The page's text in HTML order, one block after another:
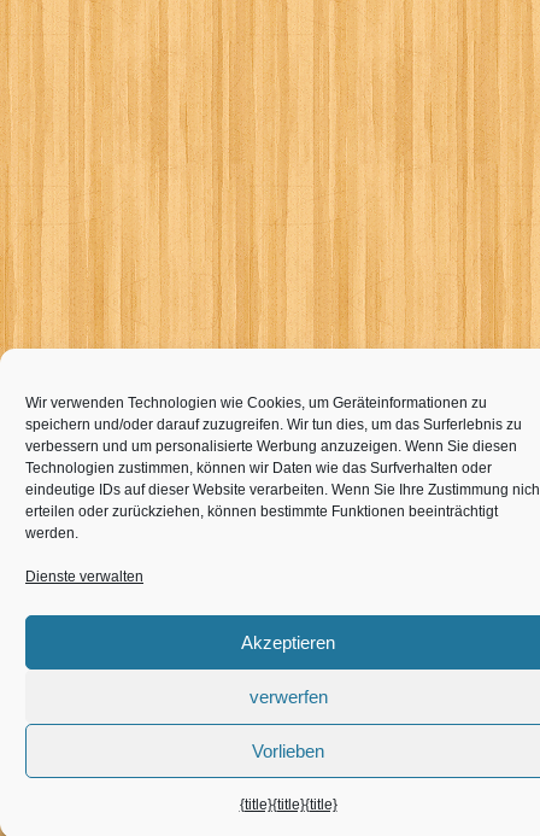
Wir verwenden Technologien wie Cookies, um Geräteinformationen zu
speichern und/oder darauf zuzugreifen. Wir tun dies, um das Surferlebnis zu
verbessern und um personalisierte Werbung anzuzeigen. Wenn Sie diesen
Technologien zustimmen, können wir Daten wie das Surfverhalten oder
eindeutige IDs auf dieser Website verarbeiten. Wenn Sie Ihre Zustimmung
erteilen oder zurückziehen, können bestimmte Funktionen beeinträchtigt
werden.
Dienste verwalten
Akzeptieren
verwerfen
Vorlieben
{title}{title}{title}